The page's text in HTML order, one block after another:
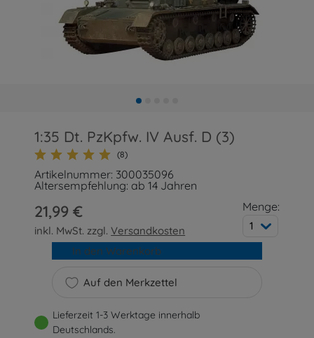
1:35 Dt. PzKpfw. IV Ausf. D (3)
(8)
Artikelnummer: 300035096
Altersempfehlung: ab 14 Jahren
21,99 €
inkl. MwSt. zzgl.Versandkosten
Menge:
1
Auf den Merkzettel
In den Warenkorb
Lieferzeit 1-3 Werktage innerhalb
Deutschlands.